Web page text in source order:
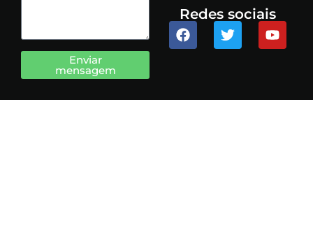
Enviar
mensagem
Redes sociais